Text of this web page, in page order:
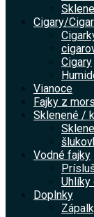
Cigary/
Cigary
Vianoce
Fajky z
Sklenené /
Vodné fajky
Uhlíky
Doplnky